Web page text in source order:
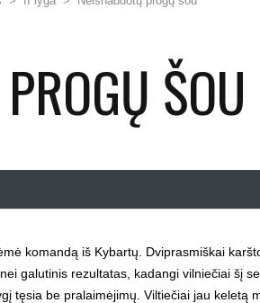
ŠOU
komandą iš Kybartų. Dviprasmiškai
galutinis rezultatas, kadangi vilniečiai šį
tęsia be pralaimėjimų. Viltiečiai jau keletą